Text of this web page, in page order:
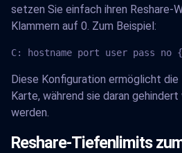
setzen Sie einfach ihren Reshare-
Klammern auf 0. Zum Beispiel:
C: hostname port user pass no
Diese Konfiguration ermöglicht
Karte, während sie daran
werden.
Reshare-Tiefenlimits